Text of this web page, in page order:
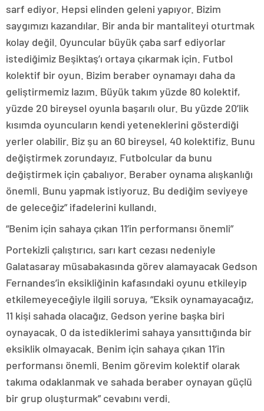
sarf ediyor. Hepsi elinden geleni yapıyor. Bizim
saygımızı kazandılar. Bir anda bir mantaliteyi oturtmak
kolay değil. Oyuncular büyük çaba sarf ediyorlar
istediğimiz Beşiktaş’ı ortaya çıkarmak için. Futbol
kolektif bir oyun. Bizim beraber oynamayı daha da
geliştirmemiz lazım. Büyük takım yüzde 80 kolektif,
yüzde 20 bireysel oyunla başarılı olur. Bu yüzde 20’lik
kısımda oyuncuların kendi yeteneklerini gösterdiği
yerler olabilir. Biz şu an 60 bireysel, 40 kolektifiz. Bunu
değiştirmek zorundayız. Futbolcular da bunu
değiştirmek için çabalıyor. Beraber oynama alışkanlığı
önemli. Bunu yapmak istiyoruz. Bu dediğim seviyeye
de geleceğiz” ifadelerini kullandı.
“Benim için sahaya çıkan 11’in performansı önemli”
Portekizli çalıştırıcı, sarı kart cezası nedeniyle
Galatasaray müsabakasında görev alamayacak Gedson
Fernandes’in eksikliğinin kafasındaki oyunu etkileyip
etkilemeyeceğiyle ilgili soruya, “Eksik oynamayacağız,
11 kişi sahada olacağız. Gedson yerine başka biri
oynayacak. O da istediklerimi sahaya yansıttığında bir
eksiklik olmayacak. Benim için sahaya çıkan 11’in
performansı önemli. Benim görevim kolektif olarak
takıma odaklanmak ve sahada beraber oynayan güçlü
bir grup oluşturmak” cevabını verdi.